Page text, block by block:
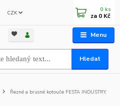
Menu
CZK
Hledat
0 ks
za 0 Kč
Řezné a brusné kotouče FESTA INDUSTRY,